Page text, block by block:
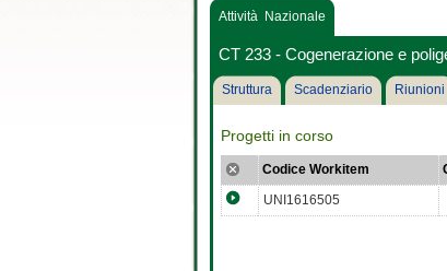
Attività Nazionale
CT 233 - Cogenerazione e
Struttura Scadenziario Riunioni
Progetti in corso
Codice Workitem
UNI1616505